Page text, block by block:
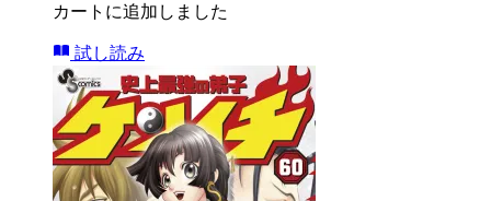
カートに追加しました
試し読み